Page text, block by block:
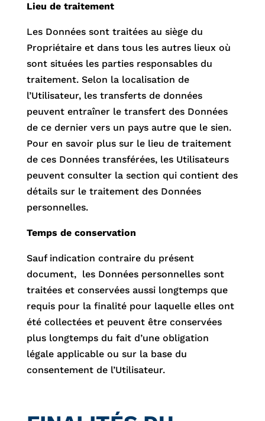
Lieu de traitement
Les Données sont traitées au siège du
Propriétaire et dans tous les autres lieux où
sont situées les parties responsables du
traitement. Selon la localisation de
l’Utilisateur, les transferts de données
peuvent entraîner le transfert des Données
de ce dernier vers un pays autre que le sien.
Pour en savoir plus sur le lieu de traitement
de ces Données transférées, les Utilisateurs
peuvent consulter la section qui contient des
détails sur le traitement des Données
personnelles.
Temps de conservation
Sauf indication contraire du présent
document, les Données personnelles sont
traitées et conservées aussi longtemps que
requis pour la finalité pour laquelle elles ont
été collectées et peuvent être conservées
plus longtemps du fait d’une obligation
légale applicable ou sur la base du
consentement de l’Utilisateur.